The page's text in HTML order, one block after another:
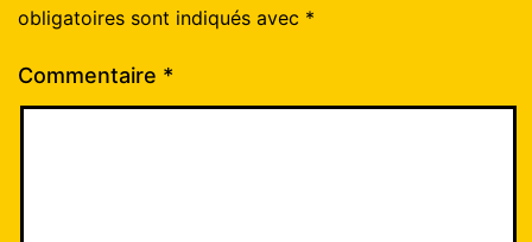
obligatoires sont indiqués avec *
Commentaire *